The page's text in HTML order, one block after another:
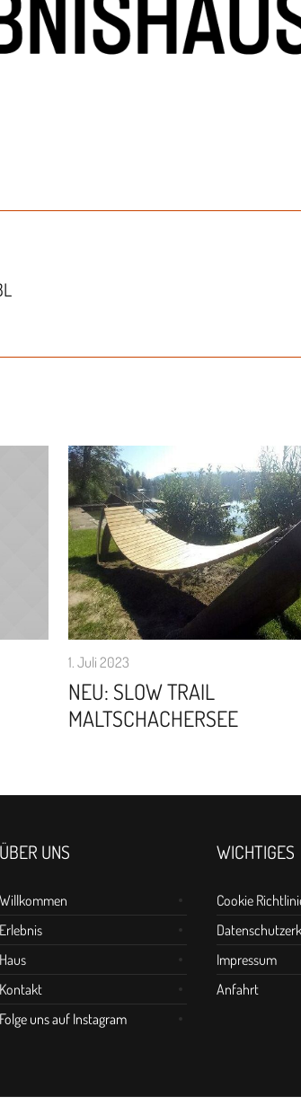
1. Juli 2023
NEU: SLOW TRAIL
MALTSCHACHERSEE
ÜBER UNS
Willkommen
Erlebnis
Haus
Kontakt
Folge uns auf Instagram
WICHTIGES
Cookie
Impressum
Anfahrt